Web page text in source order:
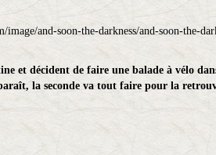
et décident de faire une balade à vélo
la seconde va tout faire pour la